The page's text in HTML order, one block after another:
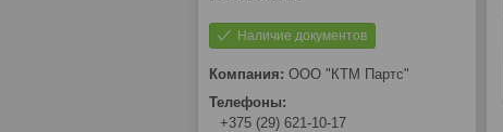
Наличие документов
ООО "КТМ Партс"
+375 (29) 621-10-17